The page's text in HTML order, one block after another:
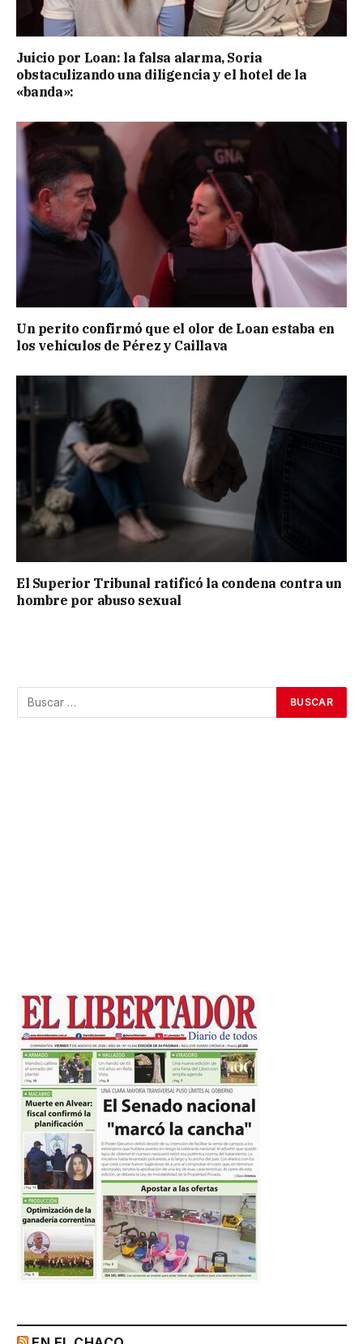
Juicio por Loan: la falsa alarma, Soria
obstaculizando una diligencia y el hotel de la
«banda»:
Un perito confirmó que el olor de Loan estaba en
los vehículos de Pérez y Caillava
El Superior Tribunal ratificó la condena contra un
hombre por abuso sexual